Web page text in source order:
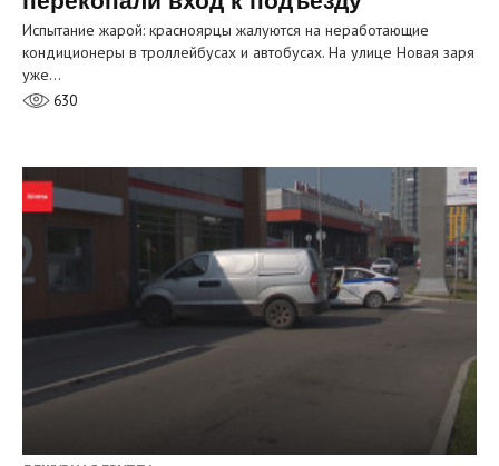
Испытание жарой: красноярцы жалуются на неработающие
кондиционеры в троллейбусах и автобусах. На улице Новая заря
уже…
630